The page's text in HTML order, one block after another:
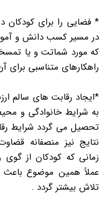
* فضایی را برای کودکان
در مسیر کسب دانش و
که مورد شماتت و یا
راهکارهای متناسبی
*ایجاد رقابت های سالم
به شرایط خانوادگی و
تحصیل می گردد شرایط
نتایج نیز منصفانه
زمانی که کودکان از گوی
عملاً همین موضوع باعث
تلاش بیشتر گردد .